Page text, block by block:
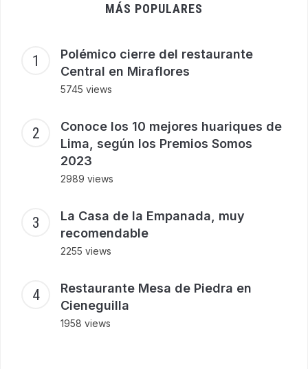
MÁS POPULARES
Polémico cierre del restaurante
Central en Miraflores
5745 views
Conoce los 10 mejores huariques de
Lima, según los Premios Somos
2023
2989 views
La Casa de la Empanada, muy
recomendable
2255 views
Restaurante Mesa de Piedra en
Cieneguilla
1958 views